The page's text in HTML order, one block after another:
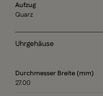
Aufzug
Quarz
Uhrgehäuse
Durchmesser Breite (mm)
27.00